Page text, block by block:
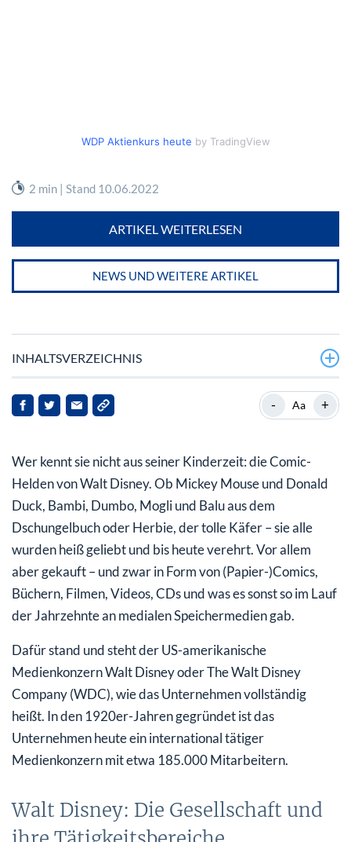
WDP Aktienkurs heute by TradingView
2 min | Stand 10.06.2022
ARTIKEL WEITERLESEN
NEWS UND WEITERE ARTIKEL
INHALTSVERZEICHNIS
Walt Disney: Die Gesellschaft und ihre
Tätigkeitsbereiche
Kursentwicklung
- Aa +
Wer kennt sie nicht aus seiner Kinderzeit: die Comic-
Helden von Walt Disney. Ob Mickey Mouse und Donald
Duck, Bambi, Dumbo, Mogli und Balu aus dem
Dschungelbuch oder Herbie, der tolle Käfer – sie alle
wurden heiß geliebt und bis heute verehrt. Vor allem
aber gekauft – und zwar in Form von (Papier-)Comics,
Büchern, Filmen, Videos, CDs und was es sonst so im Lauf
der Jahrzehnte an medialen Speichermedien gab.
Dafür stand und steht der US-amerikanische
Medienkonzern Walt Disney oder The Walt Disney
Company (WDC), wie das Unternehmen vollständig
heißt. In den 1920er-Jahren gegründet ist das
Unternehmen heute ein international tätiger
Medienkonzern mit etwa 185.000 Mitarbeitern.
Walt Disney: Die Gesellschaft und